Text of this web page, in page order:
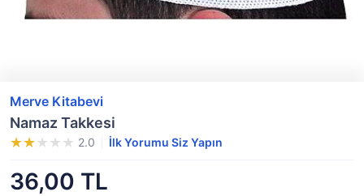
Merve Kitabevi
Namaz Takkesi
2.0 İlk Yorumu Siz Yapın
36,00 TL